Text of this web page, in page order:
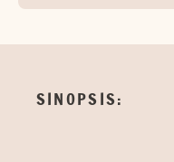
SINOPSIS: